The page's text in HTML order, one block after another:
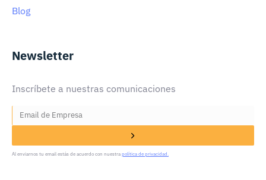
Blog
Newsletter
Inscríbete a nuestras comunicaciones
Al enviarnos tu email estás de acuerdo con nuestra política de privacidad.